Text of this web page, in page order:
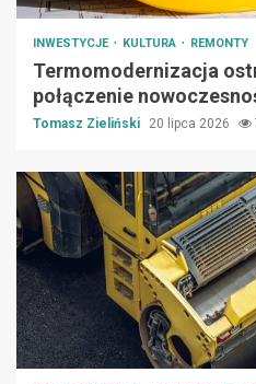
INWESTYCJE KULTURA REMONTY
Termomodernizacja
połączenie
Tomasz Zieliński 20 lipca 2026